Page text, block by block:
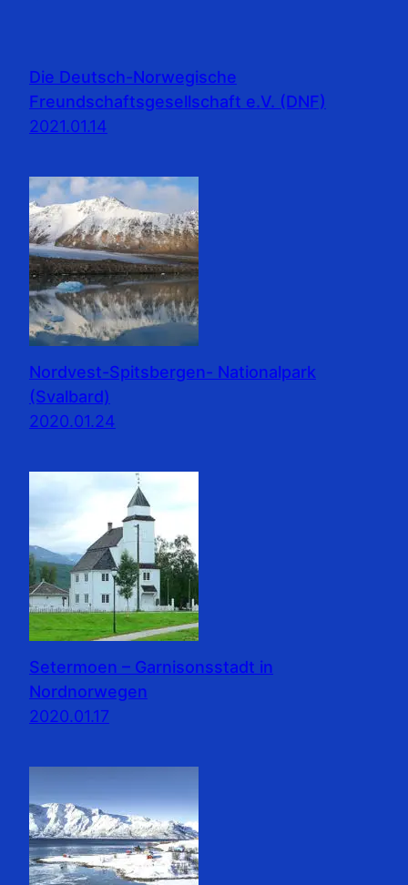
Die Deutsch-Norwegische
Freundschaftsgesellschaft e.V. (DNF)
2021.01.14
Nordvest-Spitsbergen- Nationalpark
(Svalbard)
2020.01.24
Setermoen – Garnisonsstadt in
Nordnorwegen
2020.01.17